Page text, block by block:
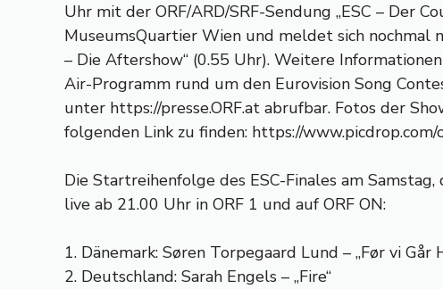
Uhr mit der ORF/ARD/SRF-Sendung „ESC – Der
MuseumsQuartier Wien und meldet sich nochmal
– Die Aftershow“ (0.55 Uhr). Weitere
Air-Programm rund um den Eurovision Song
unter https://presse.ORF.at abrufbar. Fotos der
folgenden Link zu finden: https://
Die Startreihenfolge des ESC-Finales am Samstag,
live ab 21.00 Uhr in ORF 1 und auf ORF ON:
1. Dänemark: Søren Torpegaard Lund – „Før vi Går
2. Deutschland: Sarah Engels – „Fire“